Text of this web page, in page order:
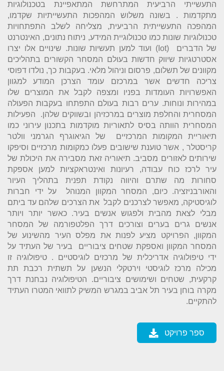
התעשייתי הרביעית המתרחשת המתאפיינת בטכנולוגיות
מתקדמות . בשונה משלוש המהפכות התעשייתיות שקדמו,
המהפכה התעשייתית הרביעית, מצליחה לשלב התפתחויות
טכנולוגיות שונות כמו טכנולוגיית המידע, ניתוח נתונים, האינטרנט
של הדברים (Iot) ועוד למען תעשיות שונות. שינויים אלו יצרו
אסטרטגיות שיווק חדשות בעולם המסחר הקשורים בתהליכים
מקוונים של תשלום, פרסום וניהול מלאי. בעקבות כך, נולדו דפוסי
צריכה חדשים אשר במרכזם עומד הצרכן המודע למגוון
האפשרויות העומדות בפניו ומצפה לקבל את המוצרים שלו
במהירות ונוחות. ערים רבות בעולם התפתחו בעקבות הפעולה
המסחרית והחלפת מוצרים במרכזיהן ובשווקים שלהן. הפעילות
המסחרית הוותה בסיס לתאוריות מוקדמות בתכנון עירוני כמו
תיאוריית המקומות המרכזיים של הגיאוגרף הגרמני וולטר
קריסטלר , אשר טוענת שישובים פעלו כמקומות מרכזיים וסיפקו
שירותים לאזורים מסביב. תיאוריה זאת מסבירה את היכולת של
עיר לרכז כוח עבודה, רעיונות ואינטראקציות למען אספקת
סחורות מה שתרם והיווה נקודת תפנית בתהליך העיור
והאורבניזציה. כיום, המסחר המקוון המנוהל על ידי חברות
לוגיסטיקה, מאפשר לצרכנים לקבל את הצרכים שלהם עד ביתם
מבלי לצאת מהבית ולפגוש אנשים בעיר. כאשר יותר ויותר
אנשים גרים בערים וצורכים דרך הפלטפורמה של המסחר
המקוון, הפרויקט מציע לפנות את מפלס העיר מהשינוע של
המסחר המקוון ואספקת שטחים ציבוריים בעיר של העתיד על
ידי טיפולוגיה אדריכלית של מרכזים לוגיסטיים . טיפולוגיה זו
מכילה מרכז לוגיסטי וירטקלי הנשען על תשתית רכבת תת
קרקעית, שטחים ושימושים ציבוריים. הטיפולוגיה נבחנת דרך
מקרה בוחן בעיר תל אביב במגרש המשיק לתוואי המטרו העתיד
להתקיים.
ספר פרויקט